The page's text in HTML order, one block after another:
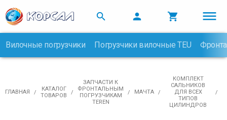
  
Вилочные погрузчики Погрузчики вилочные TEU
ГЛАВНАЯ
КАТАЛОГ
ТОВАРОВ
ЗАПЧАСТИ К
ФРОНТАЛЬНЫМ
ПОГРУЗЧИКАМ
TEREN
МАЧТА
КОМПЛЕКТ
САЛЬНИКОВ
ДЛЯ ВСЕХ
ТИПОВ
ЦИЛИНДРОВ